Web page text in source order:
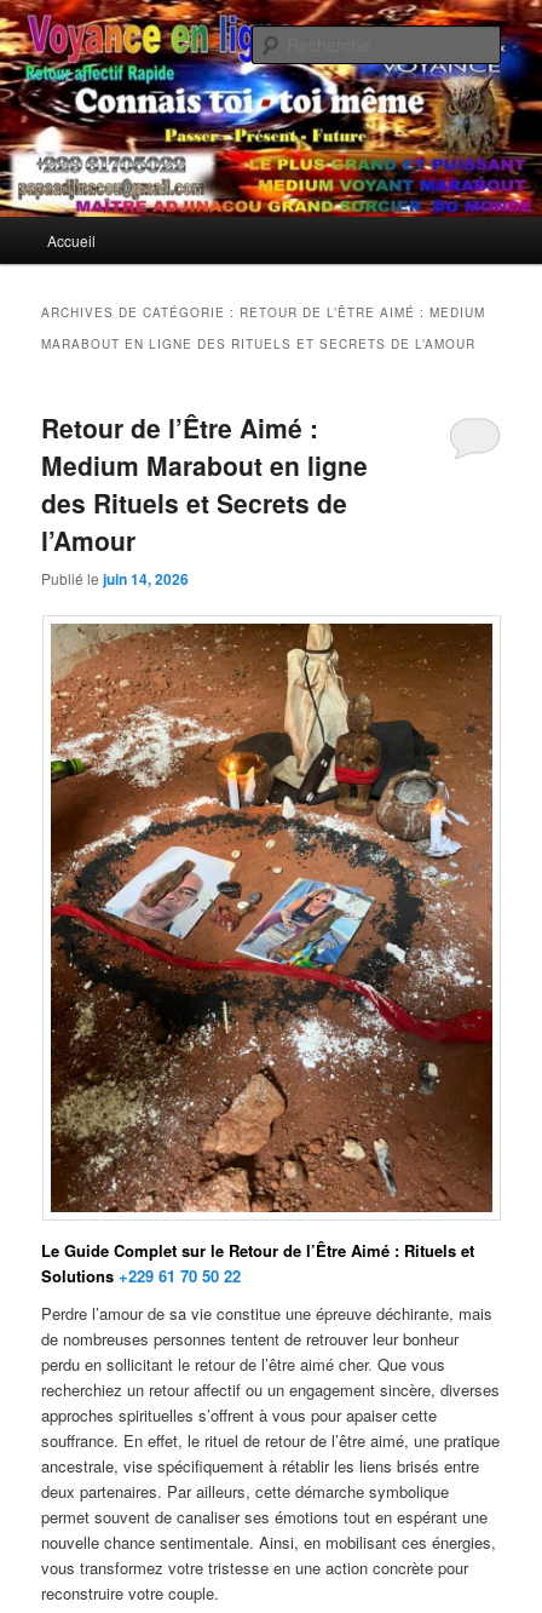
Aller
au
contenu
principal
Aller
au
contenu
secondaireMeilleur Marabout pour Récupérer
Son Ex Rapidement
Si vous traversez une rupture douloureuse et que vous cherchez
désespérément à récupérer votre ex rapidement, retour affectif, le Maître
Adjinacou, reconnu comme le meilleur marabout compétent et le plus
puissant marabout sérieux africain, met à votre service son don
exceptionnel pour prédire l'avenir et restaurer l'harmonie perdue.
Accueil
ARCHIVES DE CATÉGORIE : RETOUR DE L’ÊTRE AIMÉ : MEDIUM
MARABOUT EN LIGNE DES RITUELS ET SECRETS DE L’AMOUR
Retour de l’Être Aimé :
Medium Marabout en ligne
des Rituels et Secrets de
l’Amour
Publié lejuin 14, 2026
Le Guide Complet sur le Retour de l’Être Aimé : Rituels et
Solutions+229 61 70 50 22
Perdre l’amour de sa vie constitue une épreuve déchirante, mais
de nombreuses personnes tentent de retrouver leur bonheur
perdu en sollicitant le retour de l’être aimé cher. Que vous
recherchiez un retour affectif ou un engagement sincère, diverses
approches spirituelles s’offrent à vous pour apaiser cette
souffrance. En effet, le rituel de retour de l’être aimé, une pratique
ancestrale, vise spécifiquement à rétablir les liens brisés entre
deux partenaires. Par ailleurs, cette démarche symbolique
permet souvent de canaliser ses émotions tout en espérant une
nouvelle chance sentimentale. Ainsi, en mobilisant ces énergies,
vous transformez votre tristesse en une action concrète pour
reconstruire votre couple.